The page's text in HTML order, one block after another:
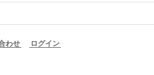
わせ ログイン